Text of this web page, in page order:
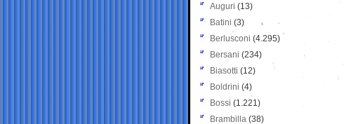
Auguri (13)
Batini (3)
Berlusconi (4.295)
Bersani (234)
Biasotti (12)
Boldrini (4)
Bossi (1.221)
Brambilla (38)